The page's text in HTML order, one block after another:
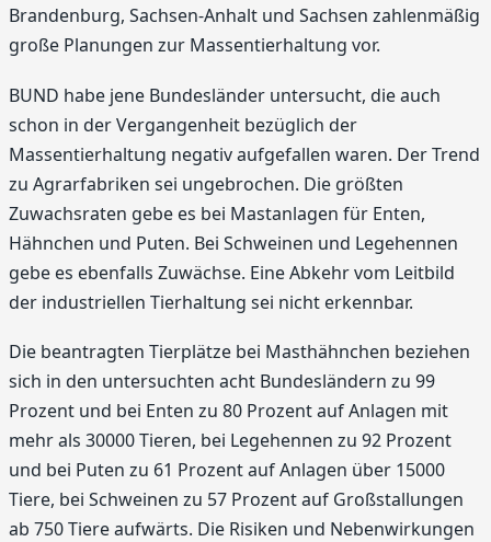
Brandenburg, Sachsen-Anhalt und Sachsen zahlenmäßig
große Planungen zur Massentierhaltung vor.
BUND habe jene Bundesländer untersucht, die auch
schon in der Vergangenheit bezüglich der
Massentierhaltung negativ aufgefallen waren. Der Trend
zu Agrarfabriken sei ungebrochen. Die größten
Zuwachsraten gebe es bei Mastanlagen für Enten,
Hähnchen und Puten. Bei Schweinen und Legehennen
gebe es ebenfalls Zuwächse. Eine Abkehr vom Leitbild
der industriellen Tierhaltung sei nicht erkennbar.
Die beantragten Tierplätze bei Masthähnchen beziehen
sich in den untersuchten acht Bundesländern zu 99
Prozent und bei Enten zu 80 Prozent auf Anlagen mit
mehr als 30000 Tieren, bei Legehennen zu 92 Prozent
und bei Puten zu 61 Prozent auf Anlagen über 15000
Tiere, bei Schweinen zu 57 Prozent auf Großstallungen
ab 750 Tiere aufwärts. Die Risiken und Nebenwirkungen